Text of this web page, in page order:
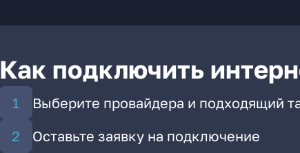
Как подключить
Выберите провайдера и подходящий
Оставьте заявку на подключение